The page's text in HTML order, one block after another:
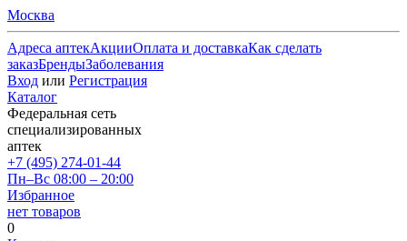
Москва
Адреса аптекАкцииОплата и доставкаКак сделать
заказБрендыЗаболевания
Вход или Регистрация
Каталог
Федеральная сеть
специализированных
аптек
+7 (495) 274-01-44
Пн–Вс 08:00 – 20:00
Избранное
нет товаров
0